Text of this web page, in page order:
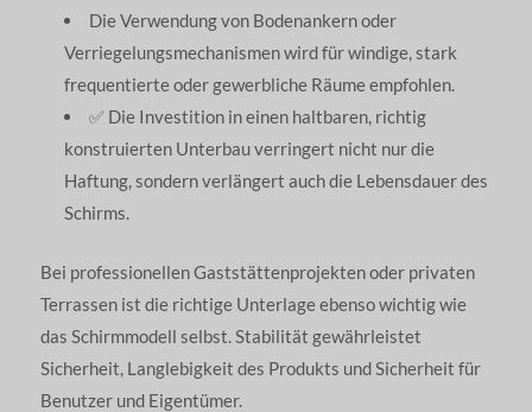
Die Verwendung von Bodenankern oder
Verriegelungsmechanismen wird für windige, stark
frequentierte oder gewerbliche Räume empfohlen.
✅ Die Investition in einen haltbaren, richtig
konstruierten Unterbau verringert nicht nur die
Haftung, sondern verlängert auch die Lebensdauer des
Schirms.
Bei professionellen Gaststättenprojekten oder privaten
Terrassen ist die richtige Unterlage ebenso wichtig wie
das Schirmmodell selbst. Stabilität gewährleistet
Sicherheit, Langlebigkeit des Produkts und Sicherheit für
Benutzer und Eigentümer.